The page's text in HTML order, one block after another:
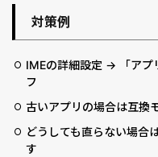
対策例
IMEの詳細設定 → 「アプ
フ
古いアプリの場合は互換
どうしても直らない場合
す